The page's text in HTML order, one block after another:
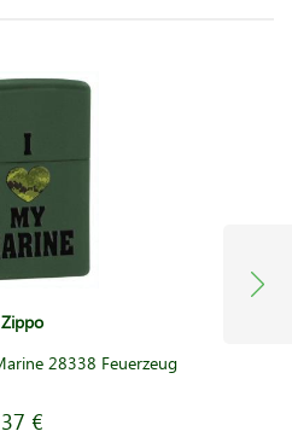
Zippo
28338 Feuerzeug
37 €